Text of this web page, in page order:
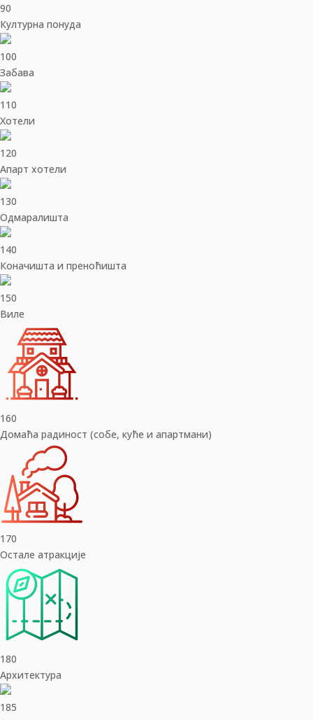
90
Културна понуда
100
Забава
110
Хотели
120
Апарт хотели
130
Одмаралишта
140
Коначишта и преноћишта
150
Виле
160
Домаћа радиност (собе, куће и апартмани)
170
Остале атракције
180
Архитектура
185